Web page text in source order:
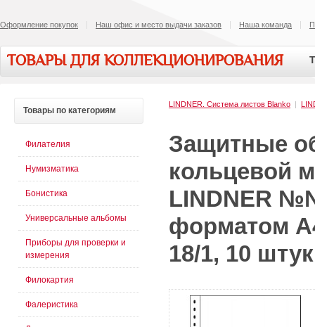
Оформление покупок Наш офис и место выдачи заказов Наша команда
ТОВАРЫ ДЛЯ КОЛЛЕКЦИОНИРОВАНИЯ
LINDNER. Система листов Blanko |
Защитные
кольцевой
LINDNER
форматом
18/1, 10 штук
Товары по категориям
Филателия
Нумизматика
Бонистика
Универсальные альбомы
Приборы для проверки и
измерения
Филокартия
Фалеристика